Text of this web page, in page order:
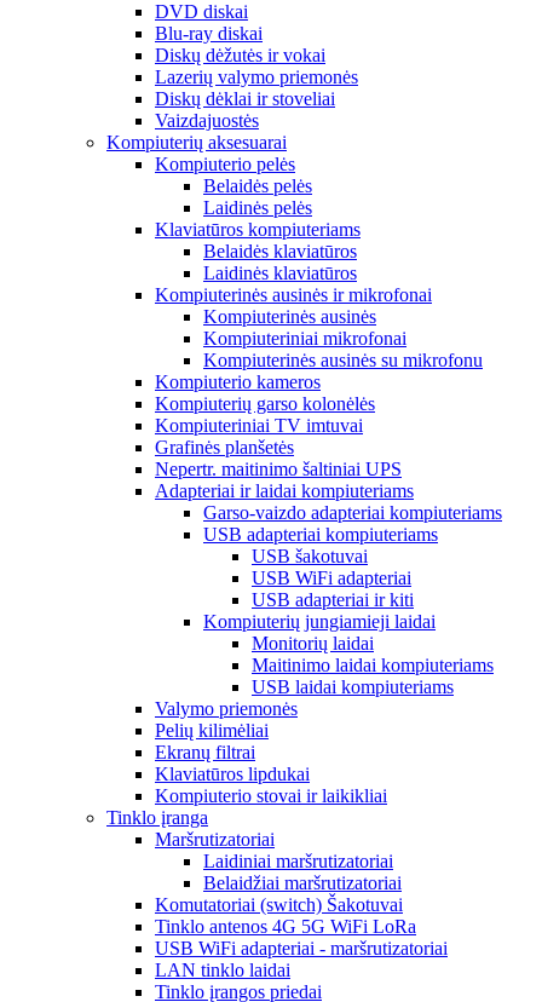
DVD diskai
Blu-ray diskai
Diskų dėžutės ir vokai
Lazerių valymo priemonės
Diskų dėklai ir stoveliai
Vaizdajuostės
Kompiuterių aksesuarai
Kompiuterio pelės
Belaidės pelės
Laidinės pelės
Klaviatūros kompiuteriams
Belaidės klaviatūros
Laidinės klaviatūros
Kompiuterinės ausinės ir mikrofonai
Kompiuterinės ausinės
Kompiuteriniai mikrofonai
Kompiuterinės ausinės su mikrofonu
Kompiuterio kameros
Kompiuterių garso kolonėlės
Kompiuteriniai TV imtuvai
Grafinės planšetės
Nepertr. maitinimo šaltiniai UPS
Adapteriai ir laidai kompiuteriams
Garso-vaizdo adapteriai kompiuteriams
USB adapteriai kompiuteriams
USB šakotuvai
USB WiFi adapteriai
USB adapteriai ir kiti
Kompiuterių jungiamieji laidai
Monitorių laidai
Maitinimo laidai kompiuteriams
USB laidai kompiuteriams
Valymo priemonės
Pelių kilimėliai
Ekranų filtrai
Klaviatūros lipdukai
Kompiuterio stovai ir laikikliai
Tinklo įranga
Maršrutizatoriai
Laidiniai maršrutizatoriai
Belaidžiai maršrutizatoriai
Komutatoriai (switch) Šakotuvai
Tinklo antenos 4G 5G WiFi LoRa
USB WiFi adapteriai - maršrutizatoriai
LAN tinklo laidai
Tinklo įrangos priedai